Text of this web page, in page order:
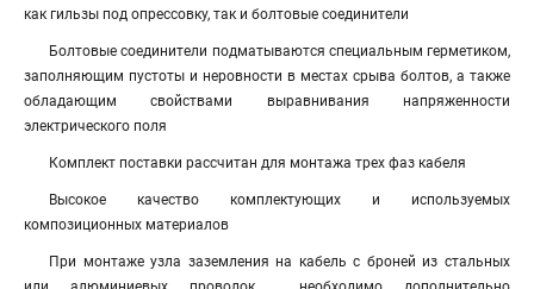
как гильзы под опрессовку, так и болтовые соединители
Болтовые соединители подматываются специальным герметиком,
заполняющим пустоты и неровности в местах срыва болтов, а также
обладающим свойствами выравнивания напряженности
электрического поля
Комплект поставки рассчитан для монтажа трех фаз кабеля
Высокое качество комплектующих и используемых
композиционных материалов
При монтаже узла заземления на кабель с броней из стальных